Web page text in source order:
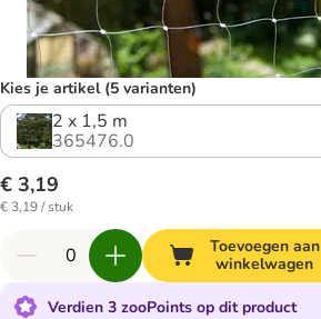
Kies je artikel (5 varianten)
2 x 1,5 m
365476.0
€ 3,19
€ 3,19 / stuk
Toevoegen aan
winkelwagen
Verdien 3 zooPoints op dit product